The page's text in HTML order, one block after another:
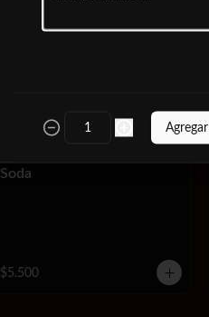
Soda
$5.500
Agregar